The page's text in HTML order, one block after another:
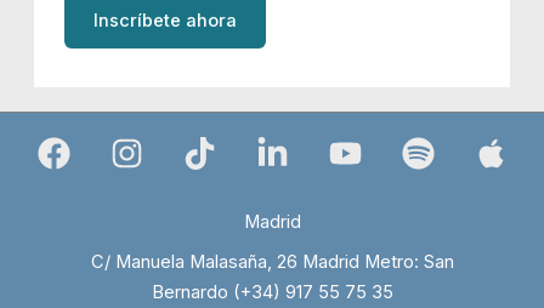
Inscríbete ahora
Madrid
C/ Manuela Malasaña, 26 Madrid Metro: San
Bernardo (+34) 917 55 75 35